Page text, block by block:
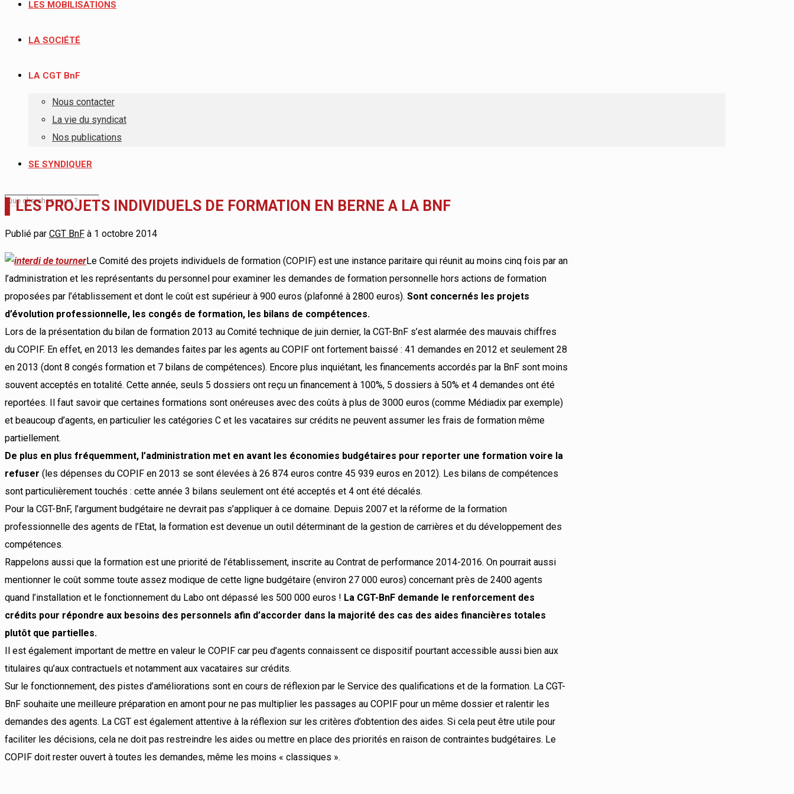
LES MOBILISATIONS
LA SOCIÉTÉ
LA CGT BnF
Nous contacter
La vie du syndicat
Nos publications
SE SYNDIQUER
▌LES PROJETS INDIVIDUELS DE FORMATION EN BERNE A LA BNF
Publié par CGT BnF à 1 octobre 2014
Le Comité des projets individuels de formation (COPIF) est une instance paritaire qui réunit au moins cinq fois par an
l’administration et les représentants du personnel pour examiner les demandes de formation personnelle hors actions de formation
proposées par l’établissement et dont le coût est supérieur à 900 euros (plafonné à 2800 euros). Sont concernés les projets
d’évolution professionnelle, les congés de formation, les bilans de compétences.
Lors de la présentation du bilan de formation 2013 au Comité technique de juin dernier, la CGT-BnF s’est alarmée des mauvais chiffres
du COPIF. En effet, en 2013 les demandes faites par les agents au COPIF ont fortement baissé : 41 demandes en 2012 et seulement 28
en 2013 (dont 8 congés formation et 7 bilans de compétences). Encore plus inquiétant, les financements accordés par la BnF sont moins
souvent acceptés en totalité. Cette année, seuls 5 dossiers ont reçu un financement à 100%, 5 dossiers à 50% et 4 demandes ont été
reportées. Il faut savoir que certaines formations sont onéreuses avec des coûts à plus de 3000 euros (comme Médiadix par exemple)
et beaucoup d’agents, en particulier les catégories C et les vacataires sur crédits ne peuvent assumer les frais de formation même
partiellement.
De plus en plus fréquemment, l’administration met en avant les économies budgétaires pour reporter une formation voire la
refuser (les dépenses du COPIF en 2013 se sont élevées à 26 874 euros contre 45 939 euros en 2012). Les bilans de compétences
sont particulièrement touchés : cette année 3 bilans seulement ont été acceptés et 4 ont été décalés.
Pour la CGT-BnF, l’argument budgétaire ne devrait pas s’appliquer à ce domaine. Depuis 2007 et la réforme de la formation
professionnelle des agents de l’Etat, la formation est devenue un outil déterminant de la gestion de carrières et du développement des
compétences.
Rappelons aussi que la formation est une priorité de l’établissement, inscrite au Contrat de performance 2014-2016. On pourrait aussi
mentionner le coût somme toute assez modique de cette ligne budgétaire (environ 27 000 euros) concernant près de 2400 agents
quand l’installation et le fonctionnement du Labo ont dépassé les 500 000 euros ! La CGT-BnF demande le renforcement des
crédits pour répondre aux besoins des personnels afin d’accorder dans la majorité des cas des aides financières totales
plutôt que partielles.
Il est également important de mettre en valeur le COPIF car peu d’agents connaissent ce dispositif pourtant accessible aussi bien aux
titulaires qu’aux contractuels et notamment aux vacataires sur crédits.
Sur le fonctionnement, des pistes d’améliorations sont en cours de réflexion par le Service des qualifications et de la formation. La CGT-
BnF souhaite une meilleure préparation en amont pour ne pas multiplier les passages au COPIF pour un même dossier et ralentir les
demandes des agents. La CGT est également attentive à la réflexion sur les critères d’obtention des aides. Si cela peut être utile pour
faciliter les décisions, cela ne doit pas restreindre les aides ou mettre en place des priorités en raison de contraintes budgétaires. Le
COPIF doit rester ouvert à toutes les demandes, même les moins « classiques ».